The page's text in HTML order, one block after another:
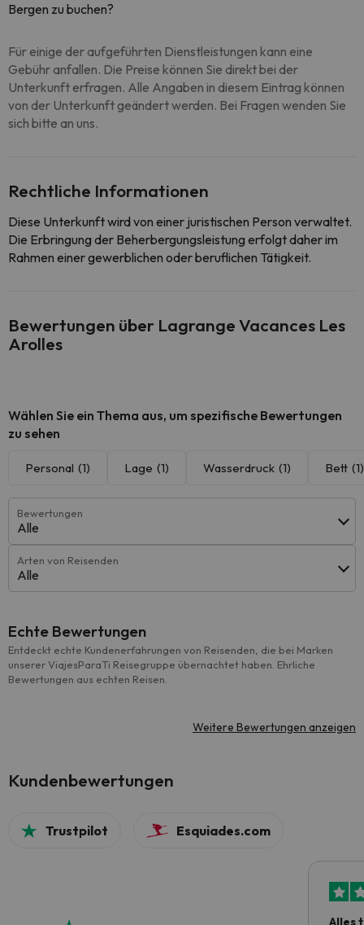
Bergen zu buchen?
Für einige der aufgeführten Dienstleistungen kann eine
Gebühr anfallen. Die Preise können Sie direkt bei der
Unterkunft erfragen. Alle Angaben in diesem Eintrag können
von der Unterkunft geändert werden. Bei Fragen wenden Sie
sich bitte an uns.
Rechtliche Informationen
Diese Unterkunft wird von einer juristischen Person verwaltet.
Die Erbringung der Beherbergungsleistung erfolgt daher im
Rahmen einer gewerblichen oder beruflichen Tätigkeit.
Bewertungen über Lagrange Vacances Les
Arolles
Wählen Sie ein Thema aus, um spezifische Bewertungen
zu sehen
Personal (1) Lage (1) Wasserdruck (1) Bett (1)
Bewertungen
Alle
Arten von Reisenden
Alle
Echte Bewertungen
Entdeckt echte Kundenerfahrungen von Reisenden, die bei Marken
unserer ViajesParaTi Reisegruppe übernachtet haben. Ehrliche
Bewertungen aus echten Reisen.
Weitere Bewertungen anzeigen
Kundenbewertungen
Trustpilot Esquiades.com
Alles